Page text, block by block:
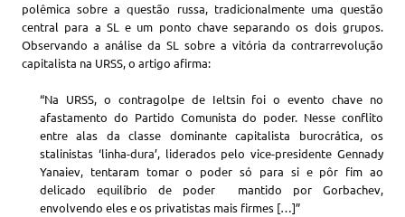
polêmica sobre a questão russa, tradicionalmente uma questão
central para a SL e um ponto chave separando os dois grupos.
Observando a análise da SL sobre a vitória da contrarrevolução
capitalista na URSS, o artigo afirma:
“Na URSS, o contragolpe de Ieltsin foi o evento chave no
afastamento do Partido Comunista do poder. Nesse conflito
entre alas da classe dominante capitalista burocrática, os
stalinistas ‘linha-dura’, liderados pelo vice-presidente Gennady
Yanaiev, tentaram tomar o poder só para si e pôr fim ao
delicado equilíbrio de poder mantido por Gorbachev,
envolvendo eles e os privatistas mais firmes […]”